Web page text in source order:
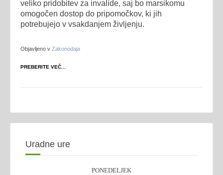
veliko pridobitev za invalide, saj bo marsikomu
omogočen dostop do pripomočkov, ki jih
potrebujejo v vsakdanjem življenju.
Objavljeno v Zakonodaja
PREBERITE VEČ...
Uradne ure
PONEDELJEK